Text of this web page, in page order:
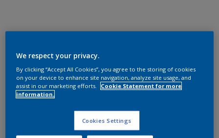
We respect your privacy.
By clicking “Accept All Cookies”, you agree to the storing of cookies
on your device to enhance site navigation, analyze site usage, and
assist in our marketing efforts.
Cookie Statement for more
information.
Cookies Settings